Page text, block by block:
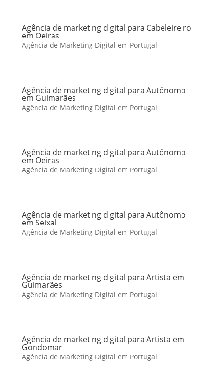
Agência de marketing digital para Cabeleireiro
em Oeiras
Agência de Marketing Digital em Portugal
Agência de marketing digital para Autônomo
em Guimarães
Agência de Marketing Digital em Portugal
Agência de marketing digital para Autônomo
em Oeiras
Agência de Marketing Digital em Portugal
Agência de marketing digital para Autônomo
em Seixal
Agência de Marketing Digital em Portugal
Agência de marketing digital para Artista em
Guimarães
Agência de Marketing Digital em Portugal
Agência de marketing digital para Artista em
Gondomar
Agência de Marketing Digital em Portugal